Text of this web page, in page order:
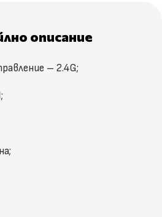
описание
– 2.4G;